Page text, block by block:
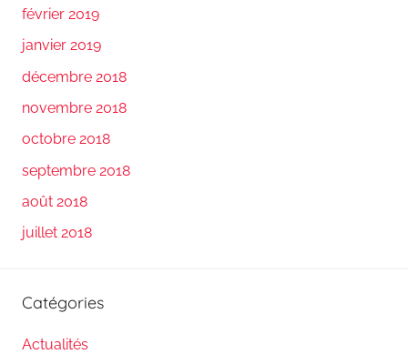
février 2019
janvier 2019
décembre 2018
novembre 2018
octobre 2018
septembre 2018
août 2018
juillet 2018
Catégories
Actualités